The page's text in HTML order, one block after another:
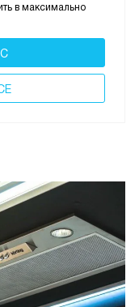
в максимально